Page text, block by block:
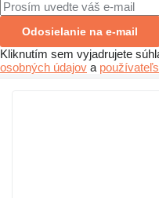
Odosielanie na e-mail
Kliknutím sem vyjadrujete
osobných údajov a